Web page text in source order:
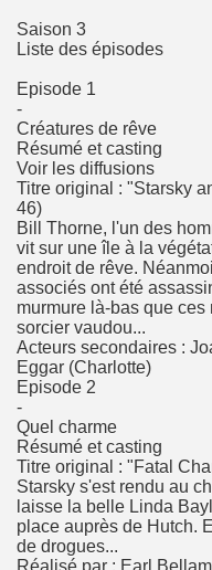
Saison 3
Liste des épisodes
Episode 1
-
Créatures de rêve
Résumé et casting
Voir les diffusions
Titre original : "Starsky
46)
Bill Thorne, l'un des
vit sur une île à la
endroit de rêve.
associés ont été
murmure là-bas que
sorcier vaudou...
Acteurs secondaires :
Eggar (Charlotte)
Episode 2
-
Quel charme
Résumé et casting
Titre original : "Fatal
Starsky s'est rendu au
laisse la belle Linda
place auprès de Hutch.
de drogues...
Réalisé par : Earl